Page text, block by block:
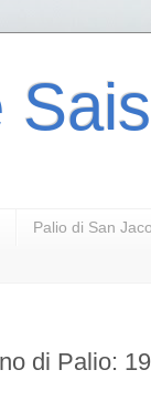
Palio di San
di Palio: